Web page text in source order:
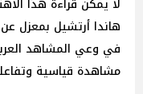
هاندا أرتشيل بمعزل
في وعي المشاهد
مشاهدة قياسية